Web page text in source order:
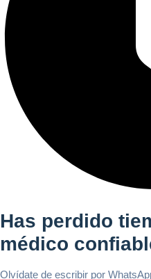
Has perdido
médico
Olvídate de escribir por